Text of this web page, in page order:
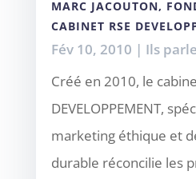
MARC JACOUTON,
CABINET RSE
Fév 10, 2010 | Ils
Créé en 2010, le
DEVELOPPEMENT,
marketing éthique et
durable réconcilie les